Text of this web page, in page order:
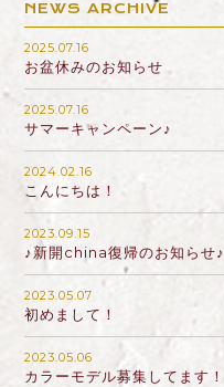
NEWS ARCHIVE
2025.07.16
お盆休みのお知らせ
2025.07.16
サマーキャンペーン♪
2024.02.16
こんにちは！
2023.09.15
♪新開china復帰のお知らせ♪
2023.05.07
初めまして！
2023.05.06
カラーモデル募集してます！